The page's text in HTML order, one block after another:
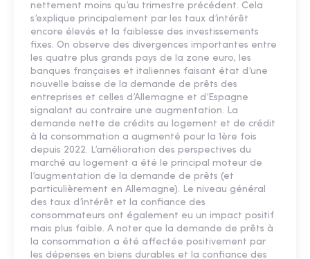
nettement moins qu’au trimestre précédent. Cela
s’explique principalement par les taux d’intérêt
encore élevés et la faiblesse des investissements
fixes. On observe des divergences importantes entre
les quatre plus grands pays de la zone euro, les
banques françaises et italiennes faisant état d’une
nouvelle baisse de la demande de prêts des
entreprises et celles d’Allemagne et d’Espagne
signalant au contraire une augmentation. La
demande nette de crédits au logement et de crédit
à la consommation a augmenté pour la 1ère fois
depuis 2022. L’amélioration des perspectives du
marché au logement a été le principal moteur de
l’augmentation de la demande de prêts (et
particulièrement en Allemagne). Le niveau général
des taux d’intérêt et la confiance des
consommateurs ont également eu un impact positif
mais plus faible. A noter que la demande de prêts à
la consommation a été affectée positivement par
les dépenses en biens durables et la confiance des